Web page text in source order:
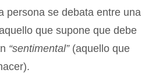
persona se debata entre una
que supone que debe
“sentimental”(aquello que